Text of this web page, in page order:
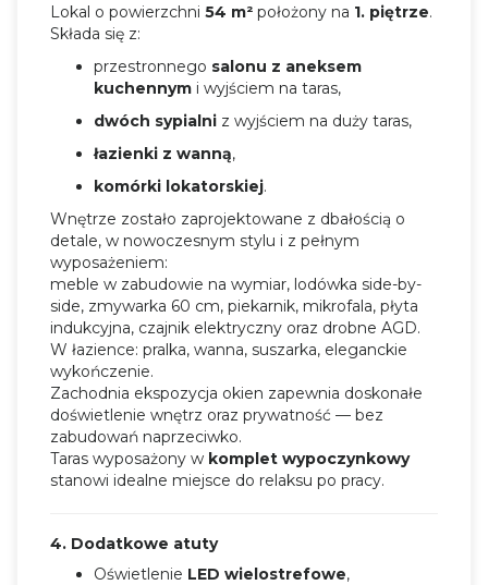
Lokal o powierzchni 54 m² położony na 1. piętrze.
Składa się z:
przestronnego salonu z aneksem
kuchennym i wyjściem na taras,
dwóch sypialni z wyjściem na duży taras,
łazienki z wanną,
komórki lokatorskiej.
Wnętrze zostało zaprojektowane z dbałością o
detale, w nowoczesnym stylu i z pełnym
wyposażeniem:
meble w zabudowie na wymiar, lodówka side-by-
side, zmywarka 60 cm, piekarnik, mikrofala, płyta
indukcyjna, czajnik elektryczny oraz drobne AGD.
W łazience: pralka, wanna, suszarka, eleganckie
wykończenie.
Zachodnia ekspozycja okien zapewnia doskonałe
doświetlenie wnętrz oraz prywatność — bez
zabudowań naprzeciwko.
Taras wyposażony w komplet wypoczynkowy
stanowi idealne miejsce do relaksu po pracy.
4. Dodatkowe atuty
Oświetlenie LED wielostrefowe,